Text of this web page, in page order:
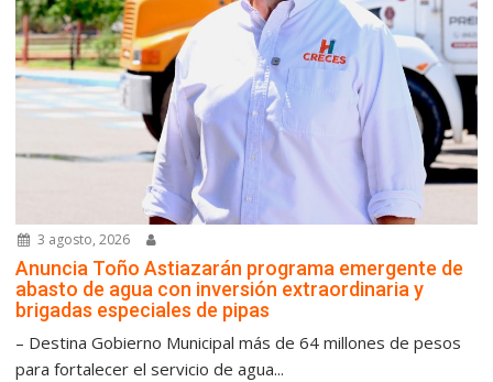
3 agosto, 2026
Anuncia Toño Astiazarán programa emergente de
abasto de agua con inversión extraordinaria y
brigadas especiales de pipas
– Destina Gobierno Municipal más de 64 millones de pesos
para fortalecer el servicio de agua...